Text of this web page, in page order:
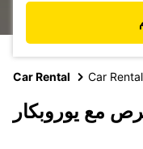
Car Rental Car
مع يوروبكار